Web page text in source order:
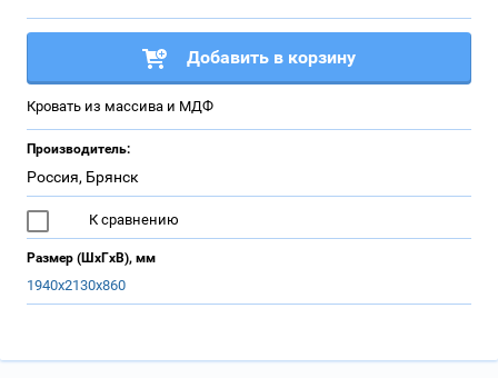
Добавить в корзину
Кровать из массива и МДФ
Производитель:
Россия, Брянск
К сравнению
Размер (ШхГхВ), мм
1940х2130х860